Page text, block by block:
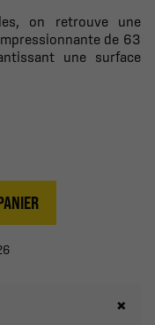
on retrouve une
de 63
une surface